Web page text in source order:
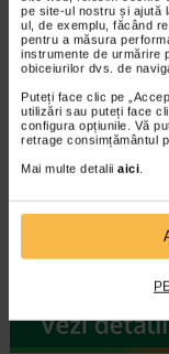
pe site-ul nostru și ajută
ul, de exemplu, făcând
pentru a măsura
instrumente de urmărire
obiceiurilor dvs. de
Puteți face clic pe
utilizări sau puteți face
configura opțiunile. Vă
retrage consimțământul
Mai multe detalii aici.
Adora Dispozitiv din
pentru hranirea
Acest dispozitiv a fost
a usura tranzitia de la